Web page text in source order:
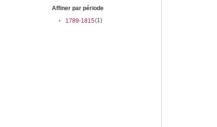
Affiner par période
•
1789-1815(1)